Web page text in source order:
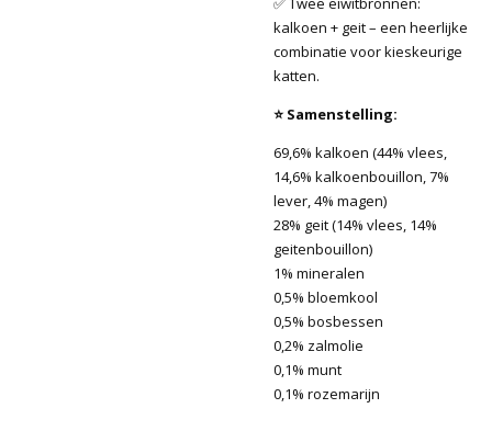
kalkoen + geit – een heerlijke
combinatie voor kieskeurige
katten.
⭐ Samenstelling:
69,6% kalkoen (44% vlees,
14,6% kalkoenbouillon, 7%
lever, 4% magen)
28% geit (14% vlees, 14%
geitenbouillon)
1% mineralen
0,5% bloemkool
0,5% bosbessen
0,2% zalmolie
0,1% munt
0,1% rozemarijn